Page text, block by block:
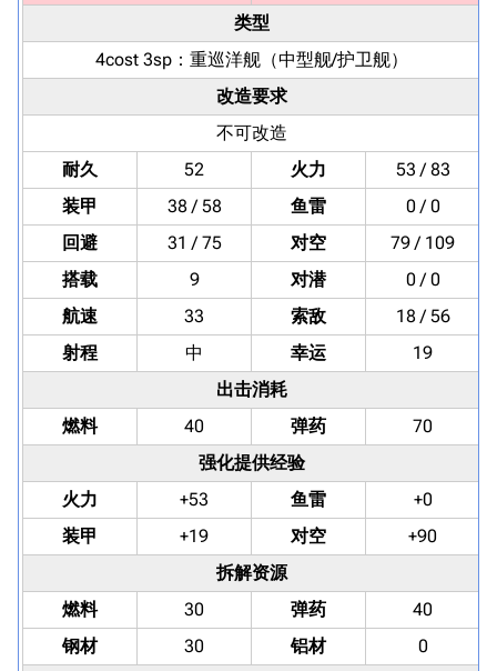
类型
4cost 3sp： 重巡洋舰（中型舰/护卫舰）
改造要求
不可改造
耐久
52 火力
53 / 83
装甲
38 / 58 鱼雷
0 / 0
回避
31 / 75 对空
79 / 109
搭载
9 对潜
0 / 0
航速
33 索敌
18 / 56
射程
中 幸运
19
出击消耗
燃料
40 弹药
70
强化提供经验
火力
+53 鱼雷
+0
装甲
+19 对空
+90
拆解资源
燃料
30 弹药
40
钢材
30 铝材
0